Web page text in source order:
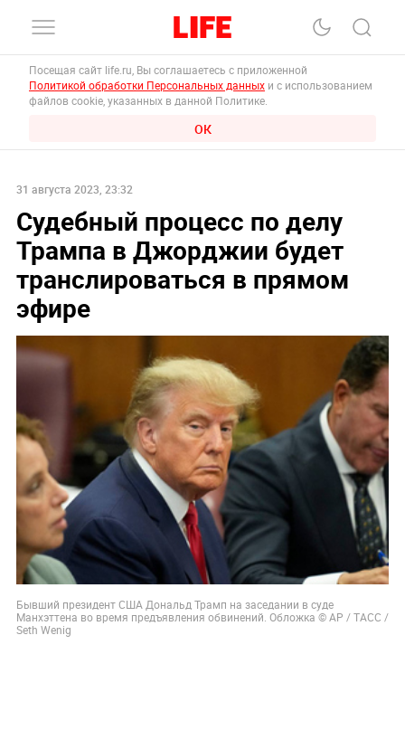
Посещая сайт life.ru, Вы соглашаетесь с приложенной
Политикой обработки Персональных данных и с использованием
файлов cookie, указанных в данной Политике.
ОК
31 августа 2023, 23:32
Судебный процесс по делу
Трампа в Джорджии будет
транслироваться в прямом
эфире
Бывший президент США Дональд Трамп на заседании в суде
Манхэттена во время предъявления обвинений. Обложка © AP / ТАСС /
Seth Wenig